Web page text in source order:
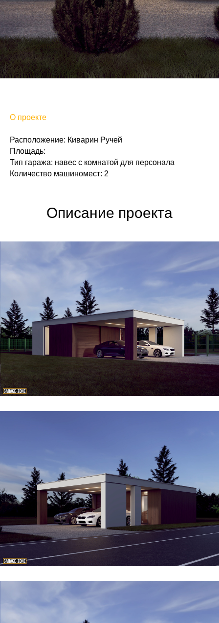
О проекте
Расположение: Киварин Ручей
Площадь:
Тип гаража: навес с комнатой для персонала
Количество машиномест: 2
Описание проекта